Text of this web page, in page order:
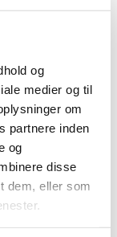
og
medier og til
om
partnere inden
og
disse
dem, eller som
tilskud
skal have
…
ikke skal
dulaglutid og…